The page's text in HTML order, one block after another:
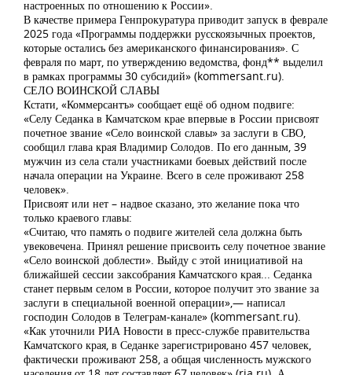
настроенных по отношению к России».
В качестве примера Генпрокуратура приводит запуск в феврале
2025 года «Программы поддержки русскоязычных проектов,
которые остались без американского финансирования». С
февраля по март, по утверждению ведомства, фонд** выделил
в рамках программы 30 субсидий» (kommersant.ru).
СЕЛО ВОИНСКОЙ СЛАВЫ
Кстати, «Коммерсантъ» сообщает ещё об одном подвиге:
«Селу Седанка в Камчатском крае впервые в России присвоят
почетное звание «Село воинской славы» за заслуги в СВО,
сообщил глава края Владимир Солодов. По его данным, 39
мужчин из села стали участниками боевых действий после
начала операции на Украине. Всего в селе проживают 258
человек».
Присвоят или нет – надвое сказано, это желание пока что
только краевого главы:
«Считаю, что память о подвиге жителей села должна быть
увековечена. Принял решение присвоить селу почетное звание
«Село воинской доблести». Выйду с этой инициативой на
ближайшей сессии заксобрания Камчатского края... Седанка
станет первым селом в России, которое получит это звание за
заслуги в специальной военной операции»,— написал
господин Солодов в Телеграм-канале» (kommersant.ru).
«Как уточнили РИА Новости в пресс-службе правительства
Камчатского края, в Седанке зарегистрировано 457 человек,
фактически проживают 258, а общая численность мужского